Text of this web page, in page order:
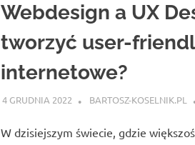
Webdesign a UX
tworzyć user-
internetowe?
4 GRUDNIA 2022 BARTOSZ-KOSELNIK.PL
W dzisiejszym świecie, gdzie